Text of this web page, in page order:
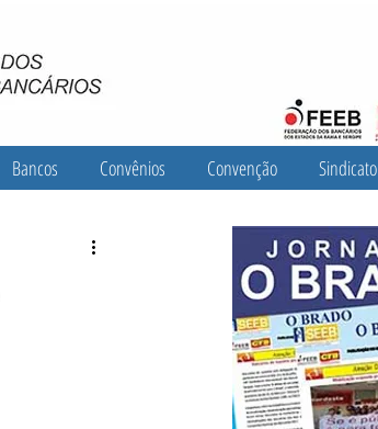
Bancos Convênios Convenção Sindicato